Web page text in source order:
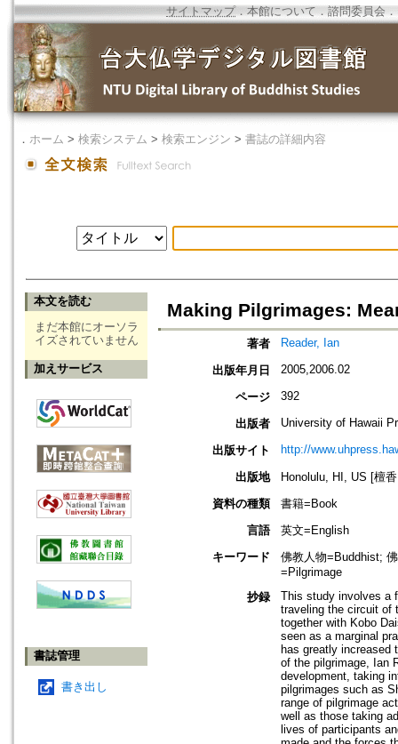
サイトマップ．本館について ． 諮問委員会 ．
． ホーム > 検索システム > 検索エンジン > 書誌の詳細内容
本文を読む
まだ本館にオーソラ
イズされていません
加えサービス
書誌管理
書き出し
Making Pilgrimages:
著者 Reader, Ian
出版年月日 2005,2006.02
ページ 392
出版者 University of Hawaii
出版サイト http://
出版地
Honolulu, HI, US [檀
資料の種類
書籍=Book
言語
英文=English
キーワード
佛教人物=Buddhist;
=Pilgrimage
抄録
This study involves a
traveling the circuit of
together with Kobo
seen as a marginal
has greatly increased
of the pilgrimage, Ian
development, taking
pilgrimages such as
range of pilgrimage
well as those taking
lives of participants